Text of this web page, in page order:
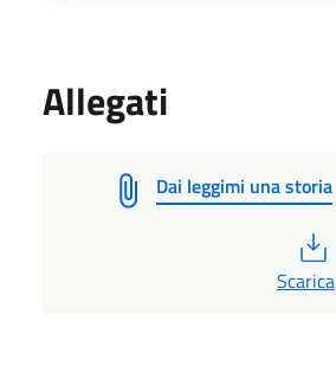
Allegati
Dai leggimi una storia
Scarica